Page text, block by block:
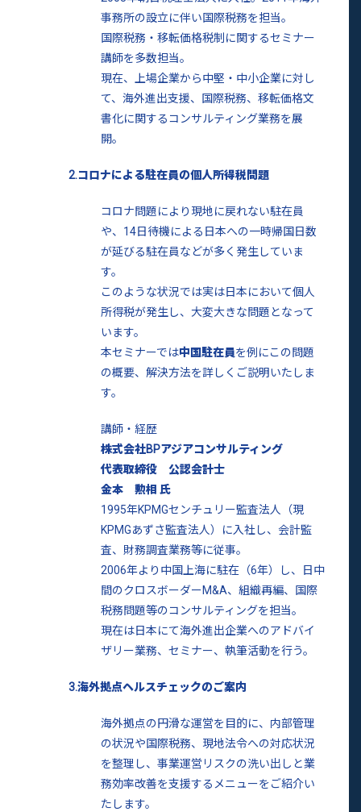
事務所の設立に伴い国際税務を担当。
国際税務・移転価格税制に関するセミナー
講師を多数担当。
現在、上場企業から中堅・中小企業に対し
て、海外進出支援、国際税務、移転価格文
書化に関するコンサルティング業務を展
開。
2.コロナによる駐在員の個人所得税問題
コロナ問題により現地に戻れない駐在員
や、14日待機による日本への一時帰国日数
が延びる駐在員などが多く発生していま
す。
このような状況では実は日本において個人
所得税が発生し、大変大きな問題となって
います。
本セミナーでは中国駐在員を例にこの問題
の概要、解決方法を詳しくご説明いたしま
す。
講師・経歴
株式会社BPアジアコンサルティング
代表取締役 公認会計士
金本 勲相 氏
1995年KPMGセンチュリー監査法人（現
KPMGあずさ監査法人）に入社し、会計監
査、財務調査業務等に従事。
2006年より中国上海に駐在（6年）し、日中
間のクロスボーダーM&A、組織再編、国際
税務問題等のコンサルティングを担当。
現在は日本にて海外進出企業へのアドバイ
ザリー業務、セミナー、執筆活動を行う。
3.海外拠点ヘルスチェックのご案内
海外拠点の円滑な運営を目的に、内部管理
の状況や国際税務、現地法令への対応状況
を整理し、事業運営リスクの洗い出しと業
務効率改善を支援するメニューをご紹介い
たします。